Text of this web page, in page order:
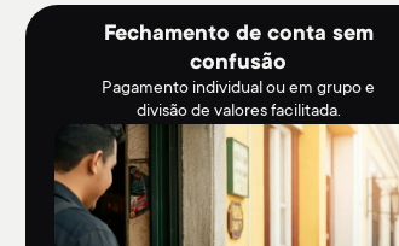
Fechamento de conta sem
confusão
Pagamento individual ou em grupo e
divisão de valores facilitada.